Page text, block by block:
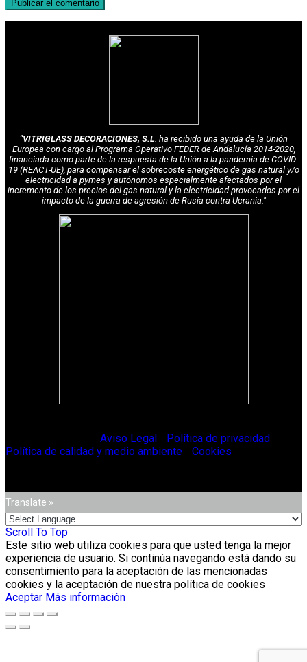
"VITRIGLASS DECORACIONES, S.L. ha recibido una ayuda de la Unión
Europea con cargo al Programa Operativo FEDER de Andalucía 2014-2020,
financiada como parte de la respuesta de la Unión a la pandemia de COVID-
19 (REACT-UE), para compensar el sobrecoste energético de gas natural y/o
electricidad a pymes y autónomos especialmente afectados por el
incremento de los precios del gas natural y la electricidad provocados por el
impacto de la guerra de agresión de Rusia contra Ucrania."
Aviso Legal Política de privacidad
Política de calidad y medio ambiente
Cookies
Translate »
Scroll To Top
Este sitio web utiliza cookies para que usted tenga la mejor
experiencia de usuario. Si continúa navegando está dando su
consentimiento para la aceptación de las mencionadas
cookies y la aceptación de nuestra política de cookies
Aceptar Más información